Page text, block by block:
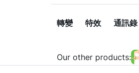
轉變 特效 通訊錄
Our other products: